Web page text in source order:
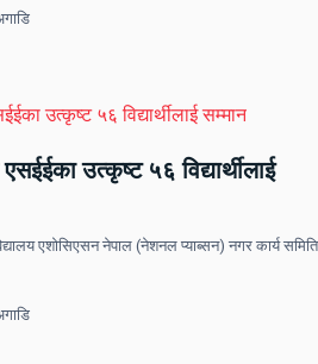
उत्कृष्ट ५६ विद्यार्थीलाई
एशोसिएसन नेपाल (नेशनल प्याब्सन) नगर कार्य समिति